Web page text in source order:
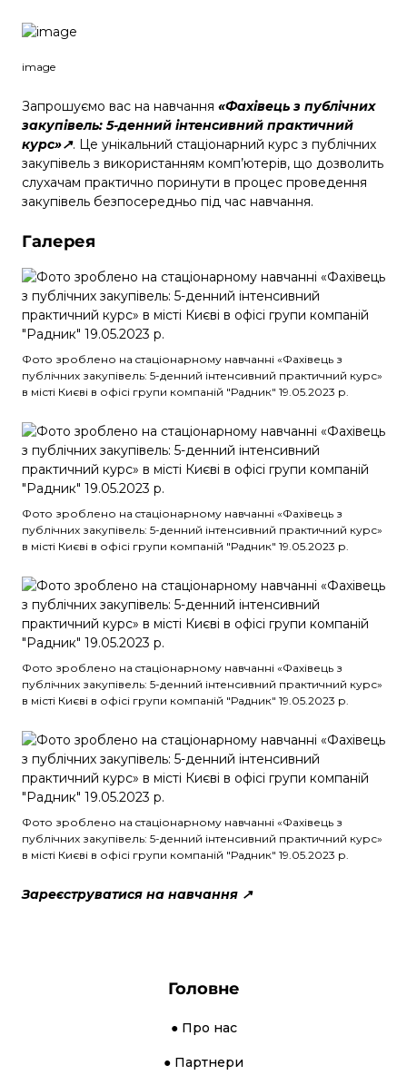
image
Запрошуємо вас на навчання «Фахівець з публічних
закупівель: 5-денний інтенсивний практичний
курс»↗. Це унікальний стаціонарний курс з публічних
закупівель з використанням комп’ютерів, що дозволить
слухачам практично поринути в процес проведення
закупівель безпосередньо під час навчання.
Галерея
Фото зроблено на cтаціонарному навчанні «Фахівець з
публічних закупівель: 5-денний інтенсивний практичний курс»
в місті Києві в офісі групи компаній "Радник" 19.05.2023 р.
Фото зроблено на cтаціонарному навчанні «Фахівець з
публічних закупівель: 5-денний інтенсивний практичний курс»
в місті Києві в офісі групи компаній "Радник" 19.05.2023 р.
Фото зроблено на cтаціонарному навчанні «Фахівець з
публічних закупівель: 5-денний інтенсивний практичний курс»
в місті Києві в офісі групи компаній "Радник" 19.05.2023 р.
Фото зроблено на cтаціонарному навчанні «Фахівець з
публічних закупівель: 5-денний інтенсивний практичний курс»
в місті Києві в офісі групи компаній "Радник" 19.05.2023 р.
Зареєструватися на навчання ↗
Головне
● Про нас
● Партнери